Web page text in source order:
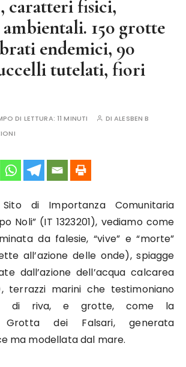
fisici,
ambientali. 150 grotte
endemici, 90
tutelati, fiori
DI LETTURA:11 MINUTI DIALESBEN B
di Importanza Comunitaria
Noli” (IT 1323201), vediamo come
da falesie, “vive” e “morte”
all’azione delle onde), spiagge
dall’azione dell’acqua calcarea
terrazzi marini che testimoniano
di riva, e grotte, come la
Grotta dei Falsari, generata
ma modellata dal mare.